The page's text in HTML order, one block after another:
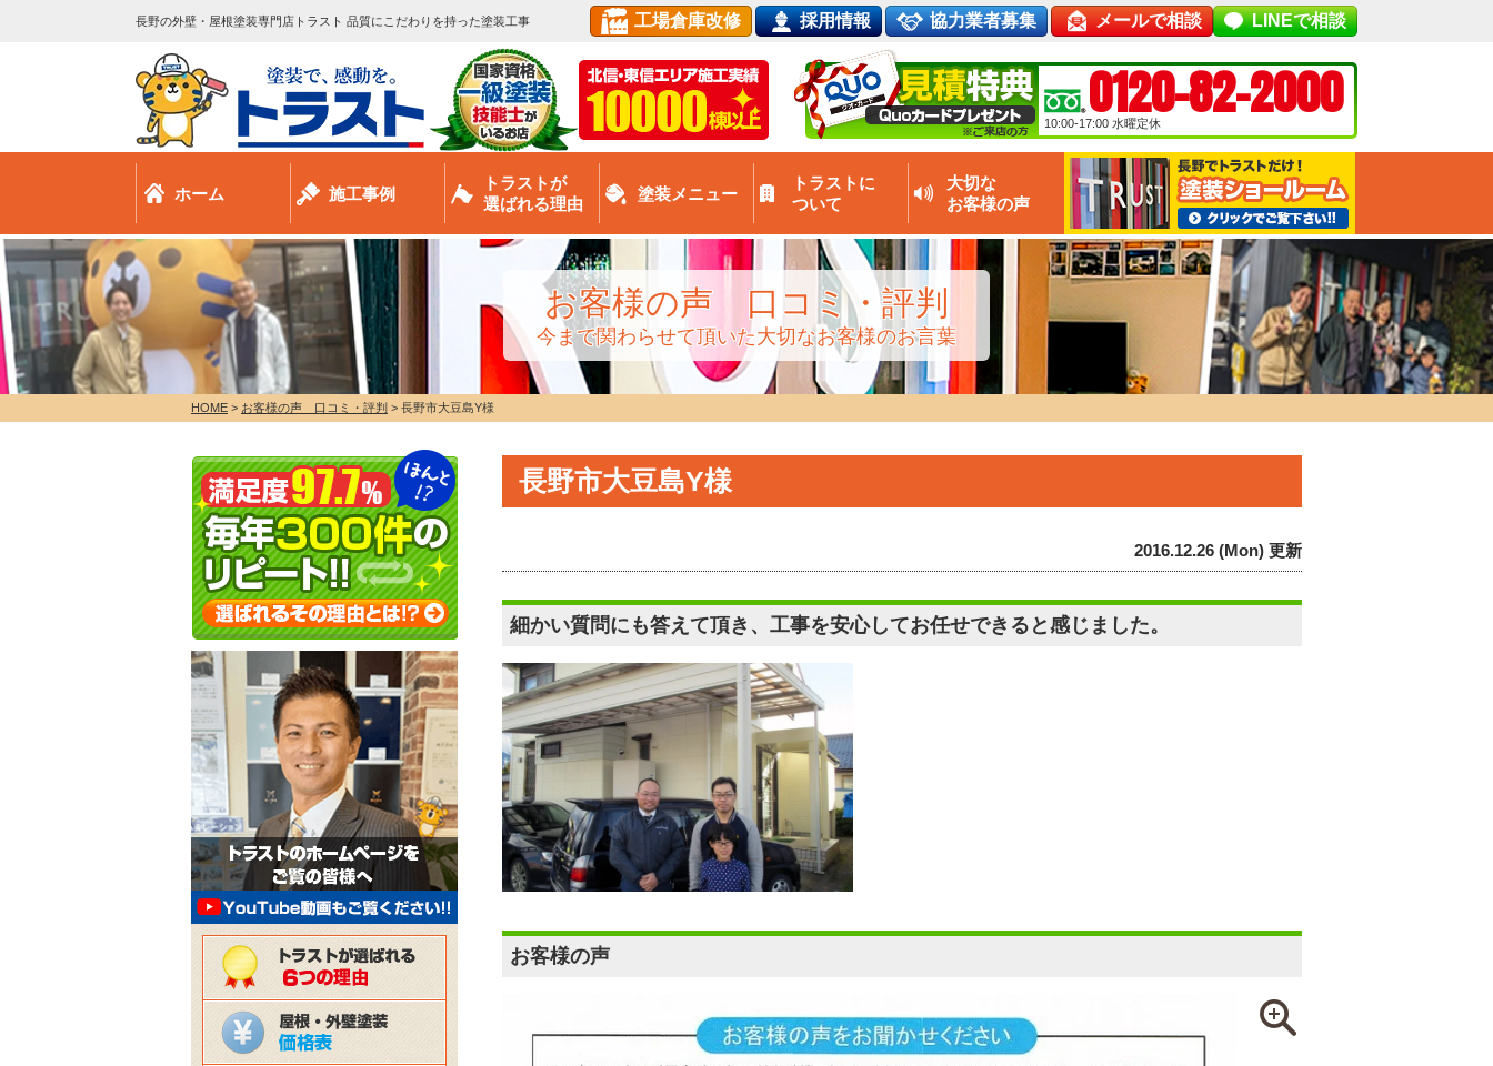
長野の外壁・屋根塗装専門店トラスト 品質にこだわりを持った塗装工事 工場倉庫改修 採用情報 協力業者募集 メールで相談 LINEで相談
0120-82-2000
10:00-17:00 水曜定休
ホーム 施工事例
トラストが
選ばれる理由
塗装メニュー
トラストに
ついて
大切な
お客様の声
お客様の声 口コミ・評判
今まで関わらせて頂いた大切なお客様のお言葉
HOME > お客様の声 口コミ・評判 > 長野市大豆島Y様
長野市大豆島Y様
2016.12.26 (Mon) 更新
細かい質問にも答えて頂き、工事を安心してお任せできると感じました。
お客様の声